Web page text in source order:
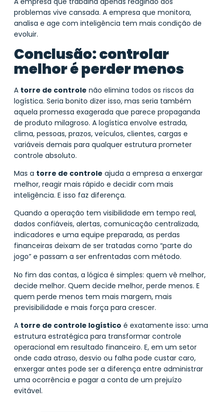
problemas vive cansada. A empresa que monitora,
analisa e age com inteligência tem mais condição de
evoluir.
Conclusão: controlar
melhor é perder menos
A torre de controle não elimina todos os riscos da
logística. Seria bonito dizer isso, mas seria também
aquela promessa exagerada que parece propaganda
de produto milagroso. A logística envolve estrada,
clima, pessoas, prazos, veículos, clientes, cargas e
variáveis demais para qualquer estrutura prometer
controle absoluto.
Mas a torre de controle ajuda a empresa a enxergar
melhor, reagir mais rápido e decidir com mais
inteligência. E isso faz diferença.
Quando a operação tem visibilidade em tempo real,
dados confiáveis, alertas, comunicação centralizada,
indicadores e uma equipe preparada, as perdas
financeiras deixam de ser tratadas como “parte do
jogo” e passam a ser enfrentadas com método.
No fim das contas, a lógica é simples: quem vê melhor,
decide melhor. Quem decide melhor, perde menos. E
quem perde menos tem mais margem, mais
previsibilidade e mais força para crescer.
A torre de controle logístico é exatamente isso: uma
estrutura estratégica para transformar controle
operacional em resultado financeiro. E, em um setor
onde cada atraso, desvio ou falha pode custar caro,
enxergar antes pode ser a diferença entre administrar
uma ocorrência e pagar a conta de um prejuízo
evitável.